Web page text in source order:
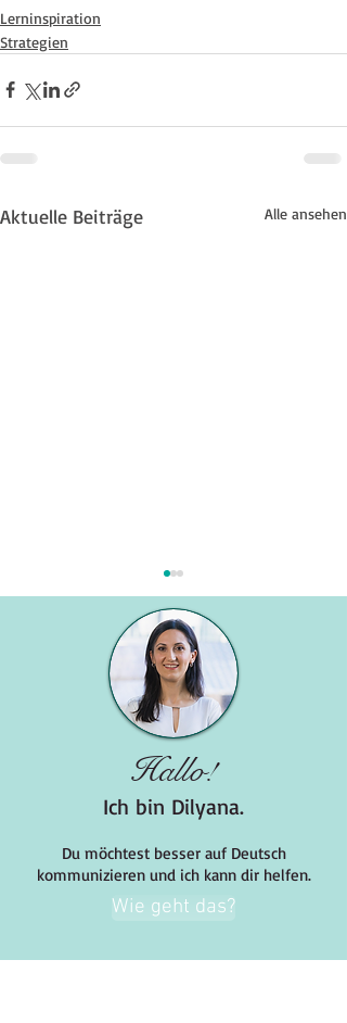
Lerninspiration
Strategien
Aktuelle Beiträge Alle ansehen
Warum Sprachzertifikate
Geldverschwendung sind?
Hallo!
Ich bin Dilyana.
Du möchtest besser auf Deutsch
kommunizieren und ich kann dir helfen.
Wie geht das?